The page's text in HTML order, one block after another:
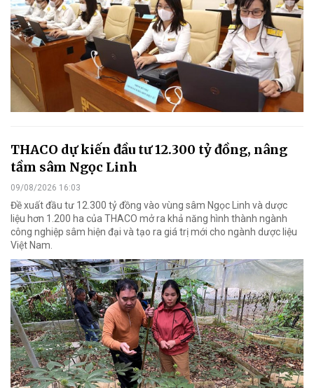
THACO dự kiến đầu tư 12.300 tỷ đồng, nâng
tầm sâm Ngọc Linh
09/08/2026 16:03
Đề xuất đầu tư 12.300 tỷ đồng vào vùng sâm Ngọc Linh và dược
liệu hơn 1.200 ha của THACO mở ra khả năng hình thành ngành
công nghiệp sâm hiện đại và tạo ra giá trị mới cho ngành dược liệu
Việt Nam.